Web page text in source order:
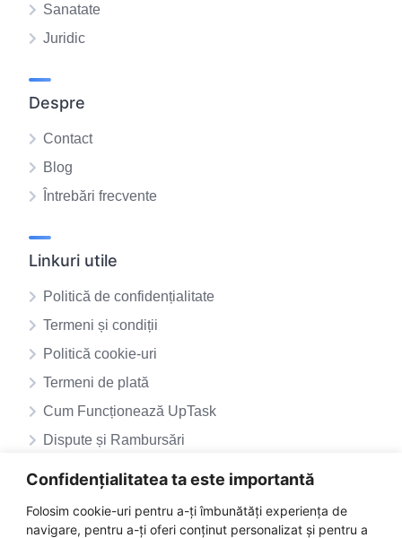
Confidențialitatea ta este importantă
Folosim cookie-uri pentru a-ți îmbunătăți experiența de
navigare, pentru a-ți oferi conținut personalizat și pentru a
Sanatate
Juridic
Despre
Contact
Blog
Întrebări frecvente
Linkuri utile
Politică de confidențialitate
Termeni și condiții
Politică cookie-uri
Termeni de plată
Cum Funcționează UpTask
Dispute și Rambursări